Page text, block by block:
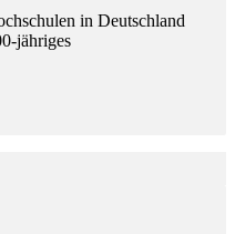
in Deutschland
jähriges